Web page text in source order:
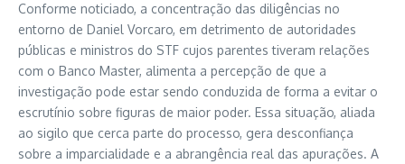
Conforme noticiado, a concentração das diligências no
entorno de Daniel Vorcaro, em detrimento de autoridades
públicas e ministros do STF cujos parentes tiveram relações
com o Banco Master, alimenta a percepção de que a
investigação pode estar sendo conduzida de forma a evitar o
escrutínio sobre figuras de maior poder. Essa situação, aliada
ao sigilo que cerca parte do processo, gera desconfiança
sobre a imparcialidade e a abrangência real das apurações. A